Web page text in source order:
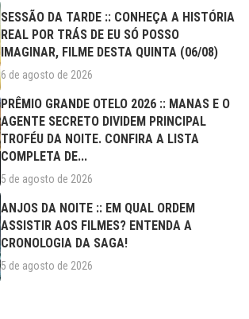
SESSÃO DA TARDE :: CONHEÇA A HISTÓRIA
REAL POR TRÁS DE EU SÓ POSSO
IMAGINAR, FILME DESTA QUINTA (06/08)
6 de agosto de 2026
PRÊMIO GRANDE OTELO 2026 :: MANAS E O
AGENTE SECRETO DIVIDEM PRINCIPAL
TROFÉU DA NOITE. CONFIRA A LISTA
COMPLETA DE...
5 de agosto de 2026
ANJOS DA NOITE :: EM QUAL ORDEM
ASSISTIR AOS FILMES? ENTENDA A
CRONOLOGIA DA SAGA!
5 de agosto de 2026